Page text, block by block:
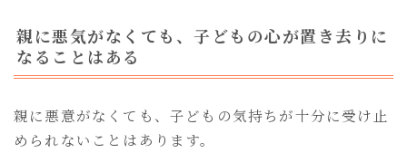
親に悪気がなくても、子どもの心が置き去りに
なることはある
親に悪意がなくても、子どもの気持ちが十分に受け止
められないことはあります。